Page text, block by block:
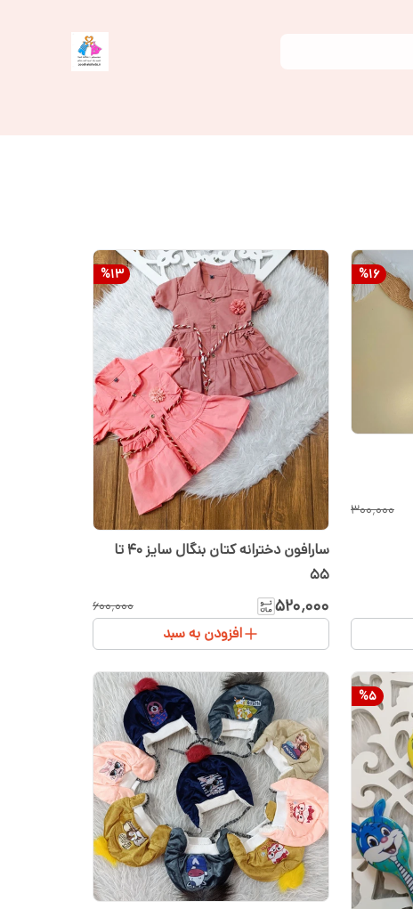
%16
۳۰۰٬۰۰۰
%13
سارافون دخترانه کتان بنگال سایز ۴۰ تا
۵۵
۵۲۰٬۰۰۰ ۶۰۰٬۰۰۰
افزودن به سبد
%5